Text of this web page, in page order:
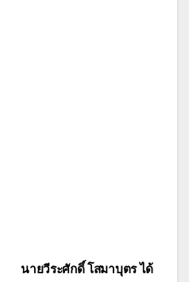
นายวีระศักดิ์ โสมาบุตร ได้